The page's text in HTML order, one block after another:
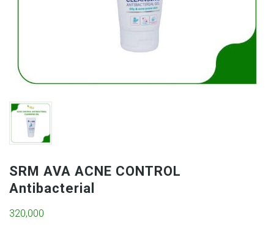
SRM AVA ACNE CONTROL
Antibacterial
320,000